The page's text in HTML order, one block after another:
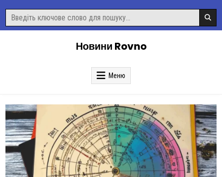
вмісту
Пошук
для:
Новини Rovno
Меню